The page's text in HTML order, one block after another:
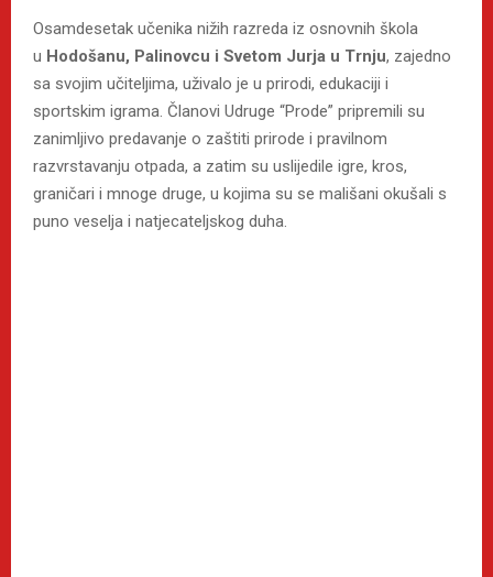
Osamdesetak učenika nižih razreda iz osnovnih škola
u Hodošanu, Palinovcu i Svetom Jurja u Trnju, zajedno
sa svojim učiteljima, uživalo je u prirodi, edukaciji i
sportskim igrama. Članovi Udruge “Prode” pripremili su
zanimljivo predavanje o zaštiti prirode i pravilnom
razvrstavanju otpada, a zatim su uslijedile igre, kros,
graničari i mnoge druge, u kojima su se mališani okušali s
puno veselja i natjecateljskog duha.